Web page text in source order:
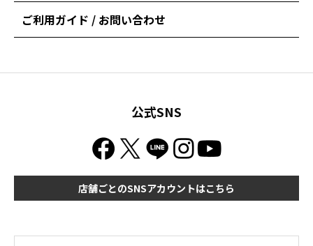
ご利用ガイド / お問い合わせ
公式SNS
店舗ごとのSNSアカウントはこちら